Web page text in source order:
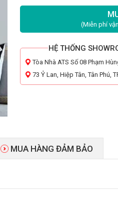
(Miễn phí
HỆ THỐNG
Tòa Nhà ATS Số 08 Phạm
73 Ỷ Lan, Hiệp Tân, Tân Phú,
MUA HÀNG ĐẢM BẢO